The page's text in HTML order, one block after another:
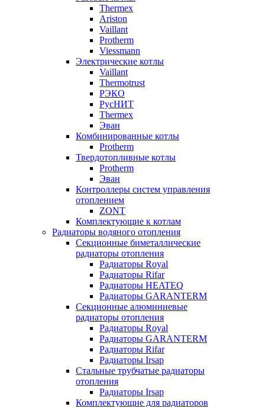
Thermex
Ariston
Vaillant
Protherm
Viessmann
Электрические котлы
Vaillant
Thermotrust
РЭКО
РусНИТ
Thermex
Эван
Комбинированные котлы
Protherm
Твердотопливные котлы
Protherm
Эван
Контроллеры систем управления
отоплением
ZONT
Комплектующие к котлам
Радиаторы водяного отопления
Секционные биметаллические
радиаторы отопления
Радиаторы Royal
Радиаторы Rifar
Радиаторы HEATEQ
Радиаторы GARANTERM
Секционные алюминиевые
радиаторы отопления
Радиаторы Royal
Радиаторы GARANTERM
Радиаторы Rifar
Радиаторы Irsap
Стальные трубчатые радиаторы
отопления
Радиаторы Irsap
Комплектующие для радиаторов